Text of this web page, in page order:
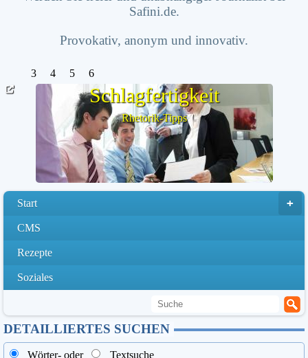
Safini.de.
Provokativ, anonym und innovativ.
3 4 5 6
Schlagfertigkeit
Rhetorik-Tipps
Start
CMS
Rezepte
Soziales
DETAILLIERTES SUCHEN
Wörter- oder Textsuche